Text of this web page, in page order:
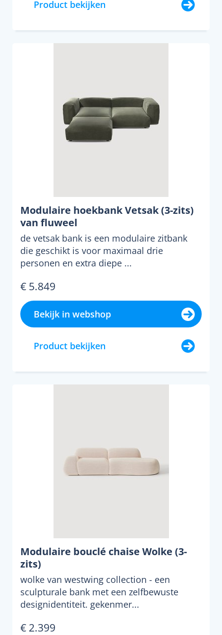
Product bekijken
Modulaire hoekbank Vetsak (3-zits)
van fluweel
de vetsak bank is een modulaire zitbank
die geschikt is voor maximaal drie
personen en extra diepe ...
€ 5.849
Bekijk in webshop
Product bekijken
Modulaire bouclé chaise Wolke (3-
zits)
wolke van westwing collection - een
sculpturale bank met een zelfbewuste
designidentiteit. gekenmer...
€ 2.399